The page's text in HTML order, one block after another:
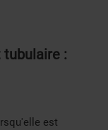
tubulaire :
est